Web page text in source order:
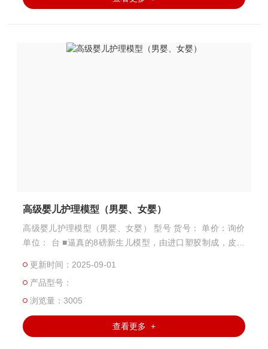
高级婴儿护理模型（男婴、女婴）
高级婴儿护理模型（男婴、女婴） 型号 货号： 单价：询价
单位： 台 ■逼真的8磅新生儿模型，由进口塑胶制成，皮肤
均有开放的插入口，肛门开放可进行肛温测量。 ■易装性脐
带可模拟脐部护理。 ■阴囊内有逼真的睾丸。 ■用于各种手
法练习：哺乳、洗澡及更换衣服、灌肠、脐部护理 备注：婴
儿模型有男婴、女婴可以任选。
更新时间：2025-09-01
产品型号：
浏览量：3005
查看更多 +